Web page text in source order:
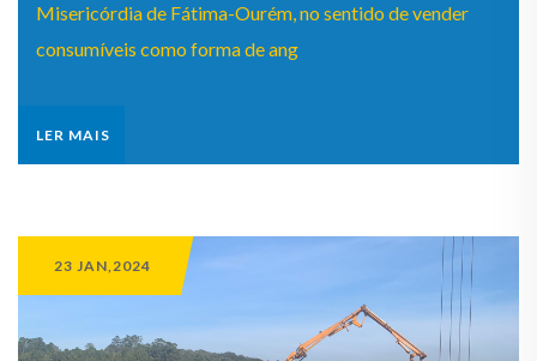
Misericórdia de Fátima-Ourém, no sentido de vender
consumíveis como forma de ang
LER MAIS
23 JAN,2024